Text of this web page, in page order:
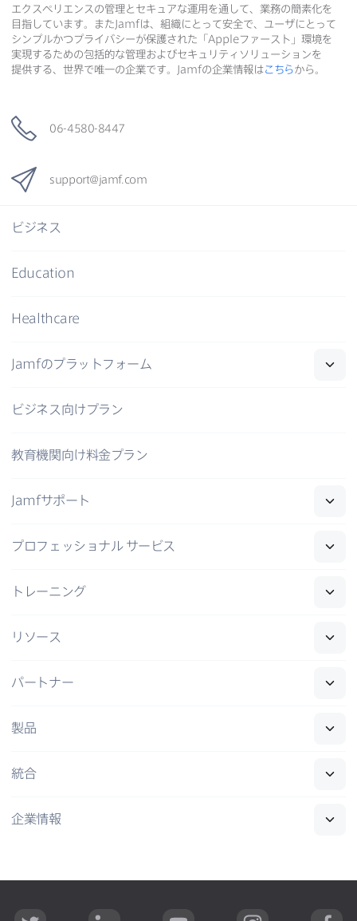
エクスペリエンスの​管理と​セキュアな​運用を​通して、​業務の​簡素化を​
目指しています。​またJamfは、​組織に​とって​安全で、​ユーザに​とって​
シンプルかつプライバシーが​保護された​「Appleファースト」環境を​
実現する​ための​包括的な​管理および​セキュリティソリューションを​
提供する、​世界で​唯一の​企業です。 Jamfの​企業情報はこちらから。
06-4580-8447
support@jamf. com
ビジネス
Education
Healthcare
Jamfの​プラットフォーム
ビジネス向けプラン
教育機関向け料金プラン
Jamfサポート
プロフェッショナル サービス
トレーニング
リソース
パートナー
製品
統合
企業情報